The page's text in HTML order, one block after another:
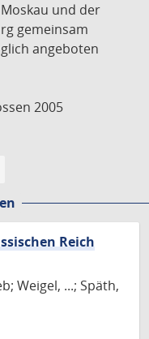
und der
gemeinsam
angeboten
2005
Reich
Weigel, ...; Späth,